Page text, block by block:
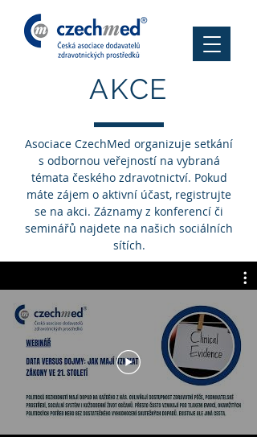
AKCE
Asociace CzechMed organizuje setkání
s odbornou veřejností na vybraná
témata českého zdravotnictví. Pokud
máte zájem o aktivní účast, registrujte
se na akci. Záznamy z konferencí či
seminářů najdete na našich sociálních
sítích.